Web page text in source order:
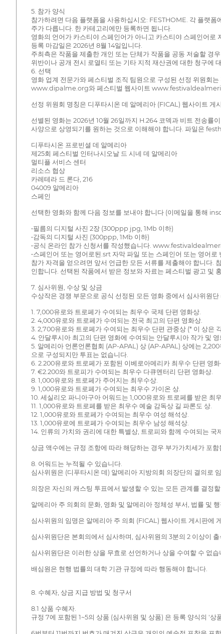
5. 참가 양식
참가하려면 다음 플랫폼을 사용하십시오: FESTHOME. 각 플랫
주가 다릅니다. 한 카테고리에만 등록하면 됩니다.
영화의 언어가 카스티야 스페인어가 아니고 카스티야 스페인어
등록 마감일은 2026년 8월 14일입니다.
주최측은 작품을 제출한 개인 또는 단체가 작품을 공동 저술할 경
위반이나 공개 전시 로열티 또는 기타 지적 재산권에 대한 청구에
6. 선택
영화 업계 전문가와 페스티벌 조직 팀원으로 구성된 선정 위원회
www.dipalme.org와 페스티벌 웹사이트
선정 위원회 명칭은 디푸타시온 데 알메리아 (FICAL) 웹사이트 게
선별된 영화는 2026년 10월 26일까지 H.264 코덱과 비트 전송
사양으로 상영되기를 원하는 것으로 이해해야 합니다. 파일은
디푸타시온 프로빈셜 데 알메리아
제25회 페스티벌 인터나시오날 드 시네 데 알메리아
멀티플 서비스 센터
리소스 협상
카레테라 드 론다, 216
04009 알메리아
스페인
선택한 영화와 함께 다음 정보를 보내야 합니다 (이메일을 통해
•필름의 디지털 사진 2장 (300ppp jpg, 1Mb 이하)
•감독의 디지털 사진 (300ppp, 1Mb 이하)
•공식 온라인 참가 신청서를 작성했습니다.
•스페인어 또는 영어로된.srt 자막 파일 또는 스페인어 또는 영어로
참가 자격을 얻으려면 앞서 언급한 모든 서류를 제출해야 합니다.
인합니다. 선택된 작품에서 받은 정보와 자료는 페스티벌 광고 및
7. 심사위원, 수상 및 상금
수상작은 경쟁 부문으로 공식 선정된 모든 영화 중에서 심사위원
1. 7,000유로와 트로페가 수여되는 최우수 국제 단편 영화상.
2. 4,000유로와 트로페가 수여되는 전국 최고의 단편 영화상.
3. 2,700유로와 트로페가 수여되는 최우수 단편 관중상 (* 이 상은
4. 안달루시아 최고의 단편 영화에 수여되는 안달루시아 작가 및
5. 알메리아 언론언론협회 (AP-APAL) 상 (AP-APAL) 상에는
으로 구성되지만 투표는 없습니다.
6. 2.200유로와 트로페가 포함된 이베로아메리카 최우수 단편 영화
7. €2.200와 트로피가 수여되는 최우수 다큐멘터리 단편 영화상.
8. 1,000유로와 트로페가 주어지는 최우수상.
9. 1,000유로와 트로페가 수여되는 최우수 가이온 상.
10. 세실리오 파니아구아 어워드는 1,000유로와 트로페를 받은 최
11. 1,000유로와 트로페를 받은 최우수 예술 감독상 길 파론도 상.
12. 1,000유로와 트로페가 수여되는 최우수 여성 해석상.
13. 1,000유로에 트로페가 수여되는 최우수 남성 해석상.
14. 인류의 가치와 권리에 대한 특별상, 트로피와 함께 수여되는
상금 액수에는 규정 조항에 따라 해당하는 경우 부가가치세가 포함
8. 어워드는 누적될 수 있습니다.
심사위원은 (디푸타시온 데) 알메리아 지방의회 의장단의 결의로
의장은 자신의 캐스팅 투표에서 발생할 수 있는 모든 관계를 결정
알메리아 주 의회의 문화, 영화 및 알메리아 정체성 부서, 법률 및
심사위원의 임명은 알메리아 주 의회 (FICAL) 웹사이트 게시판에
심사위원단은 본회의에서 심사하며, 심사위원의 3분의 2 이상이
심사위원단은 이러한 상을 무효로 선언하거나 상을 수여할 수 없
배심원은 현행 법률의 대학 기관 규정에 따라 행동해야 합니다.
8. 수혜자, 상금 지급 방법 및 청구서
8.1 상품 수혜자.
규정 7에 포함된 1~5의 상품 (심사위원 및 상품) 은 등록 양식의 '